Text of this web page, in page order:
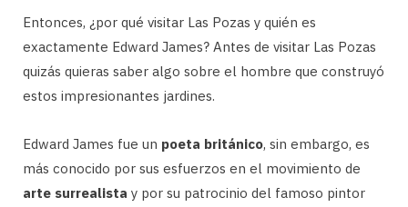
Entonces, ¿por qué visitar Las Pozas y quién es
exactamente Edward James? Antes de visitar Las Pozas
quizás quieras saber algo sobre el hombre que construyó
estos impresionantes jardines.
Edward James fue un poeta británico, sin embargo, es
más conocido por sus esfuerzos en el movimiento de
arte surrealista y por su patrocinio del famoso pintor